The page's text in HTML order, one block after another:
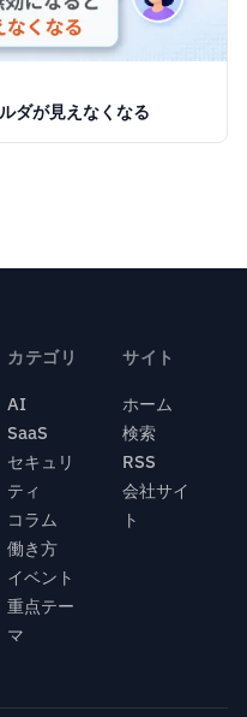
ダが見えなくなる
カテゴリ
AI
SaaS
セキュリ
ティ
コラム
働き方
イベント
重点テー
マ
サイト
ホーム
検索
RSS
会社サイ
ト